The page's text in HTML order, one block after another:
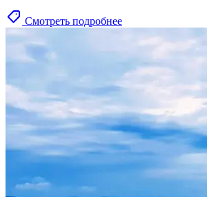
Смотреть подробнее